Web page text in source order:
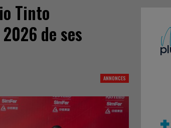
Tinto
de ses
ANNONCES